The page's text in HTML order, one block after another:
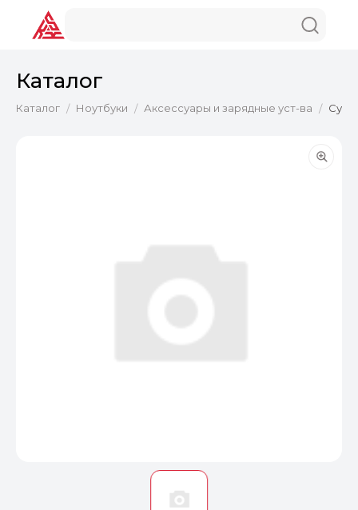
Каталог
Каталог / Ноутбуки / Аксессуары и зарядные уст-ва /